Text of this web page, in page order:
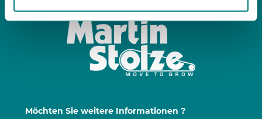
Möchten Sie weitere Informationen ?